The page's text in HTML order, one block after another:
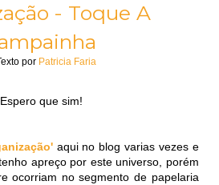
- Toque A
por Patricia Faria
que sim!
aqui no blog varias vezes e
apreço por este universo, porém
ocorriam no segmento de papelaria